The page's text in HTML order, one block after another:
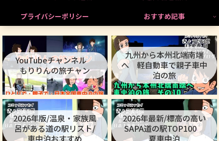
プライバシーポリシー
おすすめ記事
YouTubeチャンネル
もりりんの旅チャン
九州から本州北端南端
へ 軽自動車で親子車中
泊の旅
2026年版/温泉・家族風
呂がある道の駅リスト/
車中泊おすすめ
2026年最新/標高の高い
SAPA道の駅TOP100
夏車中泊